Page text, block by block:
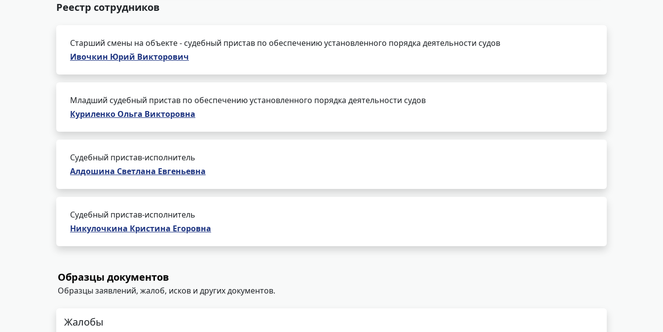
Реестр сотрудников
Старший смены на объекте - судебный пристав по обеспечению установленного порядка деятельности судов
Ивочкин Юрий Викторович
Младший судебный пристав по обеспечению установленного порядка деятельности судов
Куриленко Ольга Викторовна
Судебный пристав-исполнитель
Алдошина Светлана Евгеньевна
Судебный пристав-исполнитель
Никулочкина Кристина Егоровна
Образцы документов
Образцы заявлений, жалоб, исков и других документов.
Жалобы